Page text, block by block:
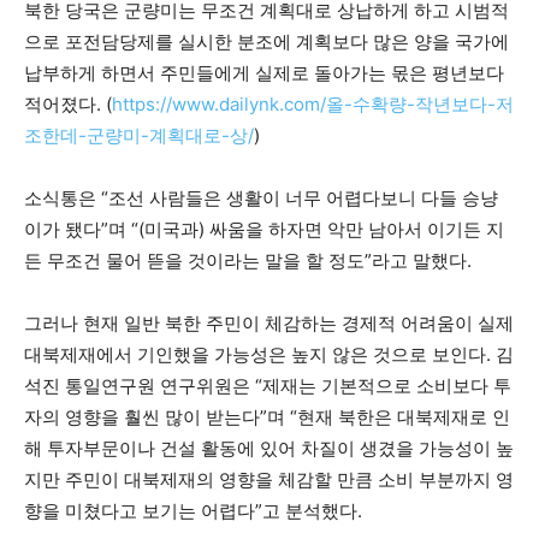
북한 당국은 군량미는 무조건 계획대로 상납하게 하고 시범적
으로 포전담당제를 실시한 분조에 계획보다 많은 양을 국가에
납부하게 하면서 주민들에게 실제로 돌아가는 몫은 평년보다
적어졌다. (https://www.dailynk.com/올-수확량-작년보다-저
조한데-군량미-계획대로-상/)
소식통은 “조선 사람들은 생활이 너무 어렵다보니 다들 승냥
이가 됐다”며 “(미국과) 싸움을 하자면 악만 남아서 이기든 지
든 무조건 물어 뜯을 것이라는 말을 할 정도”라고 말했다.
그러나 현재 일반 북한 주민이 체감하는 경제적 어려움이 실제
대북제재에서 기인했을 가능성은 높지 않은 것으로 보인다. 김
석진 통일연구원 연구위원은 “제재는 기본적으로 소비보다 투
자의 영향을 훨씬 많이 받는다”며 “현재 북한은 대북제재로 인
해 투자부문이나 건설 활동에 있어 차질이 생겼을 가능성이 높
지만 주민이 대북제재의 영향을 체감할 만큼 소비 부분까지 영
향을 미쳤다고 보기는 어렵다”고 분석했다.